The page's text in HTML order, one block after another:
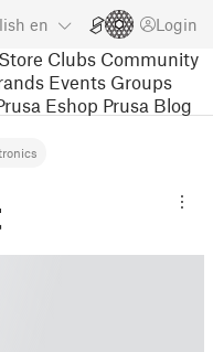
en Login
Store Clubs Community
Events Groups
Eshop Prusa Blog